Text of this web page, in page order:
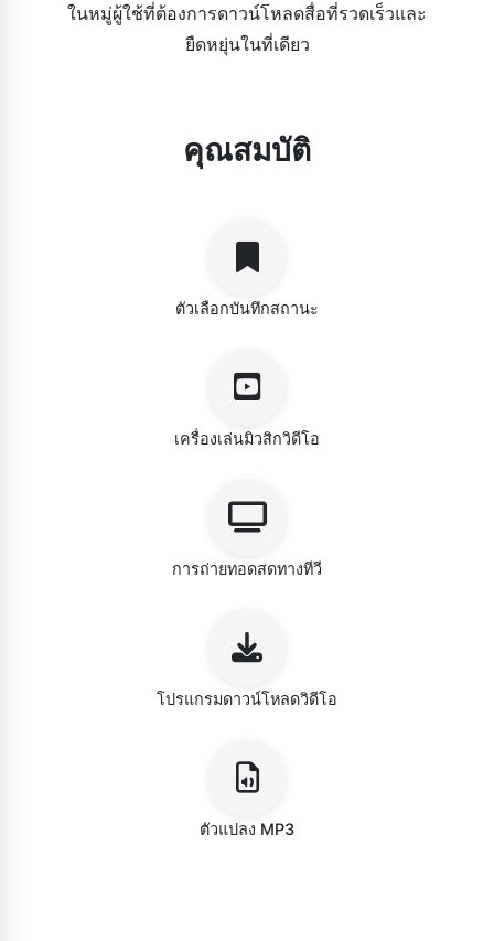
ในหมู่ผู้ใช้ที่ต้องการดาวน์โหลดสื่อที่รวดเร็วและ
ยืดหยุ่นในที่เดียว
คุณสมบัติ
ตัวเลือกบันทึกสถานะ
เครื่องเล่นมิวสิกวิดีโอ
การถ่ายทอดสดทางทีวี
โปรแกรมดาวน์โหลดวิดีโอ
ตัวแปลง MP3